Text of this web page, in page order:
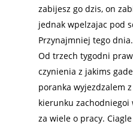
zabijesz go dzis, on
jednak wpelzajac pod
Przynajmniej tego dnia.
Od trzech tygodni
czynienia z jakims
poranka wyjezdzalem
kierunku zachodniegoi
za wiele o pracy.